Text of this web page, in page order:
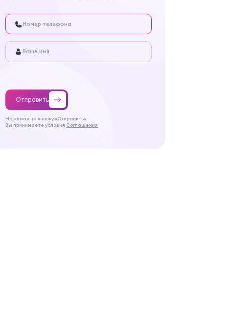
Отправить
Нажимая на кнопку «Отправить»,
Вы принимаете условия Соглашения